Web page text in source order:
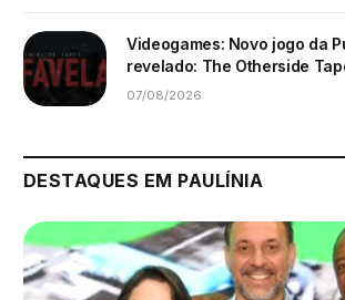
Videogames: Novo jogo da
revelado: The Otherside
07/08/2026
DESTAQUES EM PAULÍNIA